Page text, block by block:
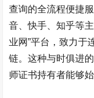
查询的全流程便捷
音、快手、知乎等
业网”平台，致力于
链。这种与时俱进
师证书持有者能够